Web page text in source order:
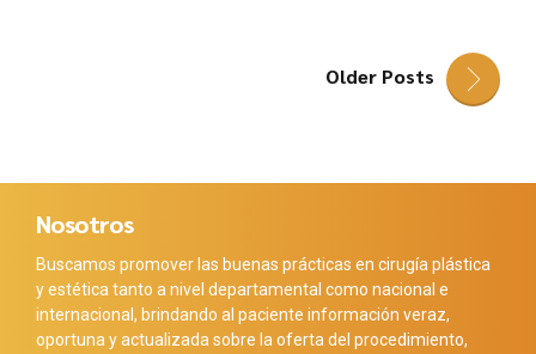
Older Posts
Nosotros
Buscamos promover las buenas prácticas en cirugía plástica
y estética tanto a nivel departamental como nacional e
internacional, brindando al paciente información veraz,
oportuna y actualizada sobre la oferta del procedimiento,